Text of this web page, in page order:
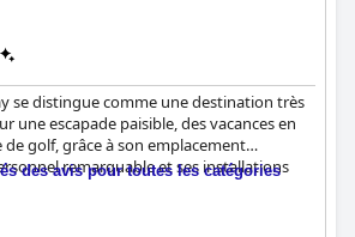
se distingue comme une destination très
une escapade paisible, des vacances en
golf, grâce à son emplacement
remarquable et ses installations
la plage, l'hôtel offre une vue imprenable
des avis pour toutes les catégories